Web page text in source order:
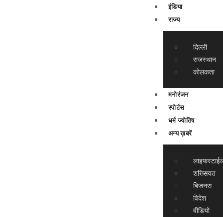
इंडिया
राज्य
दिल्ली
राजस्थान
कोलकता
मनोरंजन
स्पोर्टस
धर्म ज्योतिष
अन्य ख़बरें
शख्सियत
बिजनस
विदेश
वीडियो